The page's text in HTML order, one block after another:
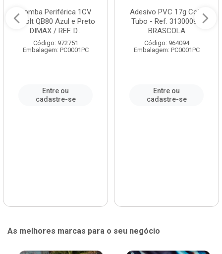
Bomba Periférica 1CV
Bivolt QB80 Azul e Preto
DIMAX / REF. D...
Código: 972751
Embalagem: PC0001PC
Entre ou
cadastre-se
Adesivo PVC 17g Cola
Tubo - Ref. 3130009 -
BRASCOLA
Código: 964094
Embalagem: PC0001PC
Entre ou
cadastre-se
As melhores marcas para o seu negócio